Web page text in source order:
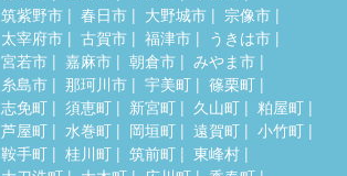
筑紫野市
春日市 大野城市
宗像市
太宰府市
古賀市 福津市
うきは市
宮若市
嘉麻市 朝倉市
みやま市
糸島市
那珂川市 宇美町
篠栗町
志免町
須恵町 新宮町 久山町
粕屋町
芦屋町
水巻町 岡垣町 遠賀町
小竹町
鞍手町
桂川町 筑前町
東峰村